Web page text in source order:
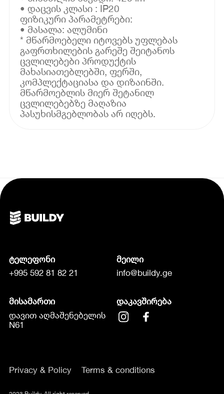
• დაცვის კლასი : IP20
ფიზიკური პარამეტრები:
• მასალა: ალუმინი
* მწარმოებელი იტოვებს უფლებას
გაფრთხილების გარეშე შეიტანოს
ცვლილებები პროდუქტის
მახასიათებლებში, ფერში,
კომპლექტაციასა და დიზაინში.
მწარმოებლის მიერ შეტანილ
ცვლილებებზე მაღაზია
პასუხისმგებლობას არ იღებს.
ტელეფონი
+995 592 81 82 21
მეილი
info@buildy.ge
მისამართი
დავით აღმაშენებელის
N61
დაკავშირება
Privacy & Policy Terms & conditions